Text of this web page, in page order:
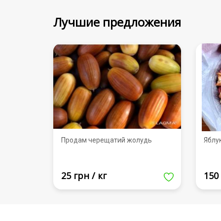
Лучшие предложения
Продам черещатий жолудь
25 грн / кг